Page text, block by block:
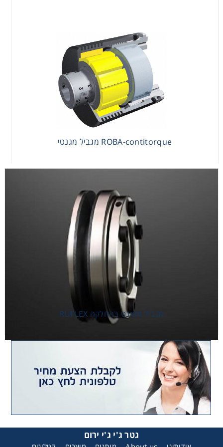
ROBA-contitorque מגביל מגנטי
מגביל מומנט בהחלקה RUFLEX
גטר ג'י ג'י ירום
מגביל מומנט בהחלקה RUFLEX